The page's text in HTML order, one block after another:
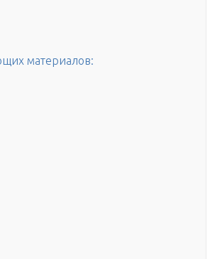
материалов: